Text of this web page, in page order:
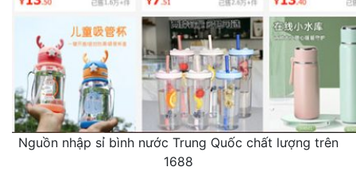
Nguồn nhập sỉ bình nước Trung Quốc chất lượng trên
1688